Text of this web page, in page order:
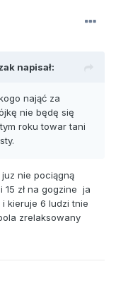
napisał:
nająć za
nie będę się
roku towar tani
nie pociągną
15 zł na gogzine ja
kieruje 6 ludzi tnie
zrelaksowany